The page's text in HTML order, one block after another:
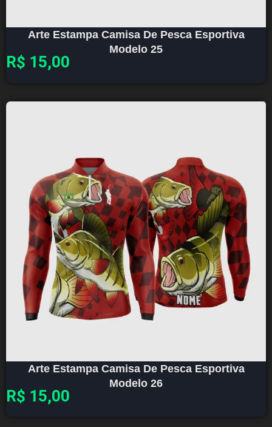
Arte Estampa Camisa De Pesca Esportiva
Modelo 25
R$ 15,00
Arte Estampa Camisa De Pesca Esportiva
Modelo 26
R$ 15,00